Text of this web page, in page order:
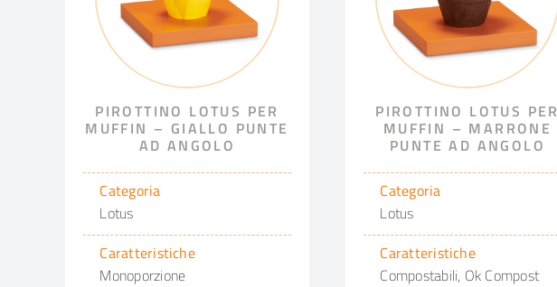
PIROTTINO LOTUS PER
MUFFIN – GIALLO PUNTE
AD ANGOLO
Categoria
Lotus
Caratteristiche
Monoporzione
PIROTTINO LOTUS PER
MUFFIN – MARRONE
PUNTE AD ANGOLO
Categoria
Lotus
Caratteristiche
Compostabili, Ok Compost